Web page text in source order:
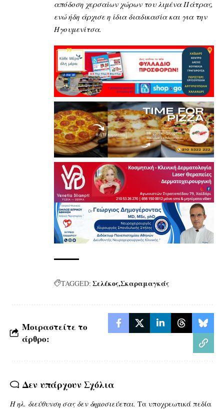
απόδοση χερσαίων χώρων του λιμένα Πάτρας,
ενώ ήδη άρχισε η ίδια διαδικασία και για την
Ηγουμενίτσα.
TAGGED: ΣελέκοςΣκαραμαγκάς
Μοιραστείτε το
άρθρο:
Δεν υπάρχουν Σχόλια
Η ηλ. διεύθυνση σας δεν δημοσιεύεται. Τα υποχρεωτικά πεδία